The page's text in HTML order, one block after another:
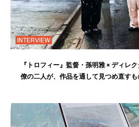
INTERVIEW
『トロフィー』監督・孫明雅 × ディレ
僚の二人が、作品を通して見つめ直すも